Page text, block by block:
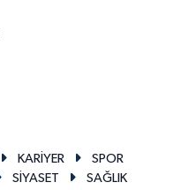
KARİYER
SPOR
SİYASET SAĞLIK